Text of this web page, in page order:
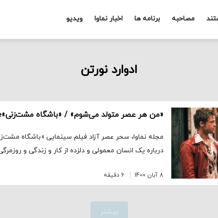
مصاحبه برنامه ها اخبار نماوا ویدیو
ادوارد نورتن
مجله نماوا، سحر عصر آزاد فیلم سینمایی «باشگاه
درباره یک انسان معمولی و دلزده از کار و زندگی و
8 آبان 1400 6 دقیقه
بیشتر